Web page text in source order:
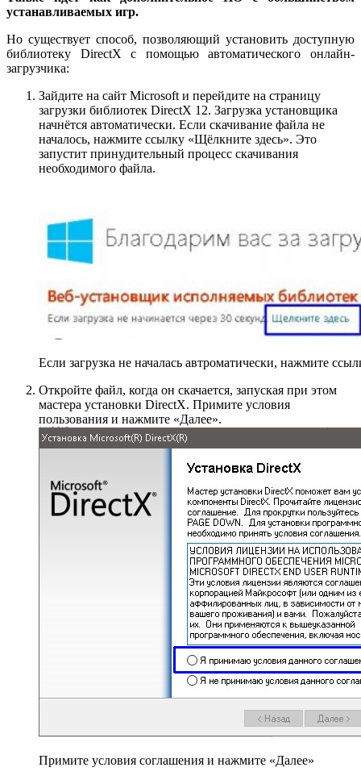
устанавливаемых игр.
Но существует способ, позволяющий установить доступную
библиотеку DirectX с помощью автоматического онлайн-
загрузчика:
Зайдите на сайт Microsoft и перейдите на страницу
загрузки библиотек DirectX 12. Загрузка установщика
начнётся автоматически. Если скачивание файла не
началось, нажмите ссылку «Щёлкните здесь». Это
запустит принудительный процесс скачивания
необходимого файла.
Если загрузка не началась автроматически, нажмите
Откройте файл, когда он скачается, запуская при этом
мастера установки DirectX. Примите условия
пользования и нажмите «Далее».
Примите условия соглашения и нажмите «Далее»